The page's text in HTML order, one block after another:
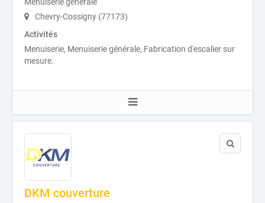
Chevry-Cossigny (77173)
Activités
Menuiserie, Menuiserie générale, Fabrication d'escalier sur
mesure.
DKM couverture